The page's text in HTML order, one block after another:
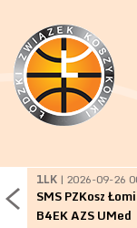
1LK | 2026-09-26
SMS PZKosz
B4EK AZS UMed